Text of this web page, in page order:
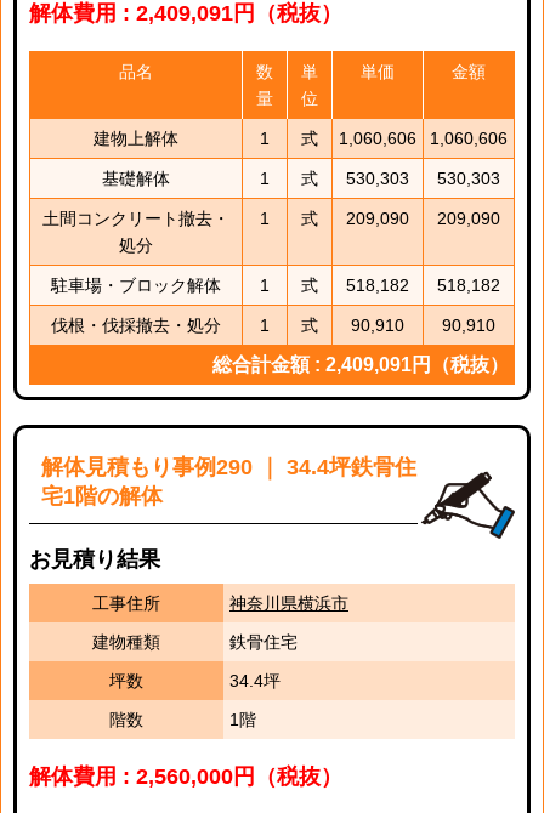
解体費用 : 2,409,091円（税抜）
総合計金額 : 2,409,091円（税抜）
品名
数
量
単
位
単価 金額
建物上解体 1 式 1,060,606 1,060,606
基礎解体 1 式 530,303 530,303
土間コンクリート撤去・
処分
1 式 209,090 209,090
駐車場・ブロック解体 1 式 518,182 518,182
伐根・伐採撤去・処分 1 式 90,910 90,910
解体見積もり事例290 ｜ 34.4坪鉄骨住
宅1階の解体
お見積り結果
工事住所
神奈川県横浜市
建物種類
鉄骨住宅
坪数
34.4坪
階数
1階
解体費用 : 2,560,000円（税抜）